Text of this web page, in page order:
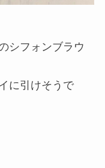
シフォンブラウ
に引けそうで